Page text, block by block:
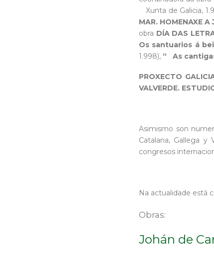
Xunta de Galicia,
MAR. HOMENAXE
obra DÍA DAS
Os santuarios á
1.998), “ As
PROXECTO
VALVERDE.
Asimismo son
Catalana, Gallega
congresos
Na actualidade está
Obras:
Johán de